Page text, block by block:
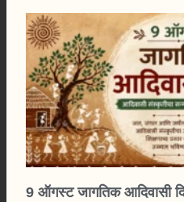
9 ऑगस्ट जागतिक आदिवासी